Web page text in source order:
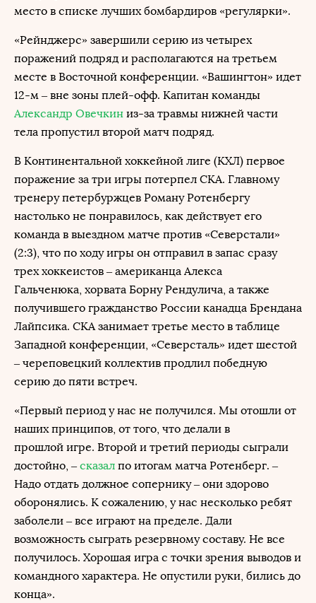
место в списке лучших бомбардиров «регулярки».
«Рейнджерс» завершили серию из четырех
поражений подряд и располагаются на третьем
месте в Восточной конференции. «Вашингтон» идет
12-м – вне зоны плей-офф. Капитан команды
Александр Овечкин из-за травмы нижней части
тела пропустил второй матч подряд.
В Континентальной хоккейной лиге (КХЛ) первое
поражение за три игры потерпел СКА. Главному
тренеру петербуржцев Роману Ротенбергу
настолько не понравилось, как действует его
команда в выездном матче против «Северстали»
(2:3), что по ходу игры он отправил в запас сразу
трех хоккеистов – американца Алекса
Гальченюка, хорвата Борну Рендулича, а также
получившего гражданство России канадца Брендана
Лайпсика. СКА занимает третье место в таблице
Западной конференции, «Северсталь» идет шестой
– череповецкий коллектив продлил победную
серию до пяти встреч.
«Первый период у нас не получился. Мы отошли от
наших принципов, от того, что делали в
прошлой игре. Второй и третий периоды сыграли
достойно, – сказал по итогам матча Ротенберг. –
Надо отдать должное сопернику – они здорово
оборонялись. К сожалению, у нас несколько ребят
заболели – все играют на пределе. Дали
возможность сыграть резервному составу. Не все
получилось. Хорошая игра с точки зрения выводов и
командного характера. Не опустили руки, бились до
конца».